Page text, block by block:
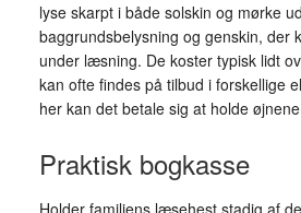
lyse skarpt i både solskin og mørke
baggrundsbelysning og genskin, der
under læsning. De koster typisk lidt
kan ofte findes på tilbud i forskellige
her kan det betale sig at holde
Praktisk bogkasse
Holder familiens læsehest stadig af